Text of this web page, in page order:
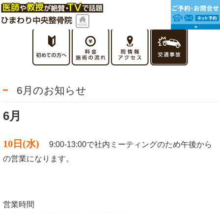
6月のお知らせ
6月
10日(水)
9:00-13:00で社内ミーティングのため午後から
の営業になります。
営業時間